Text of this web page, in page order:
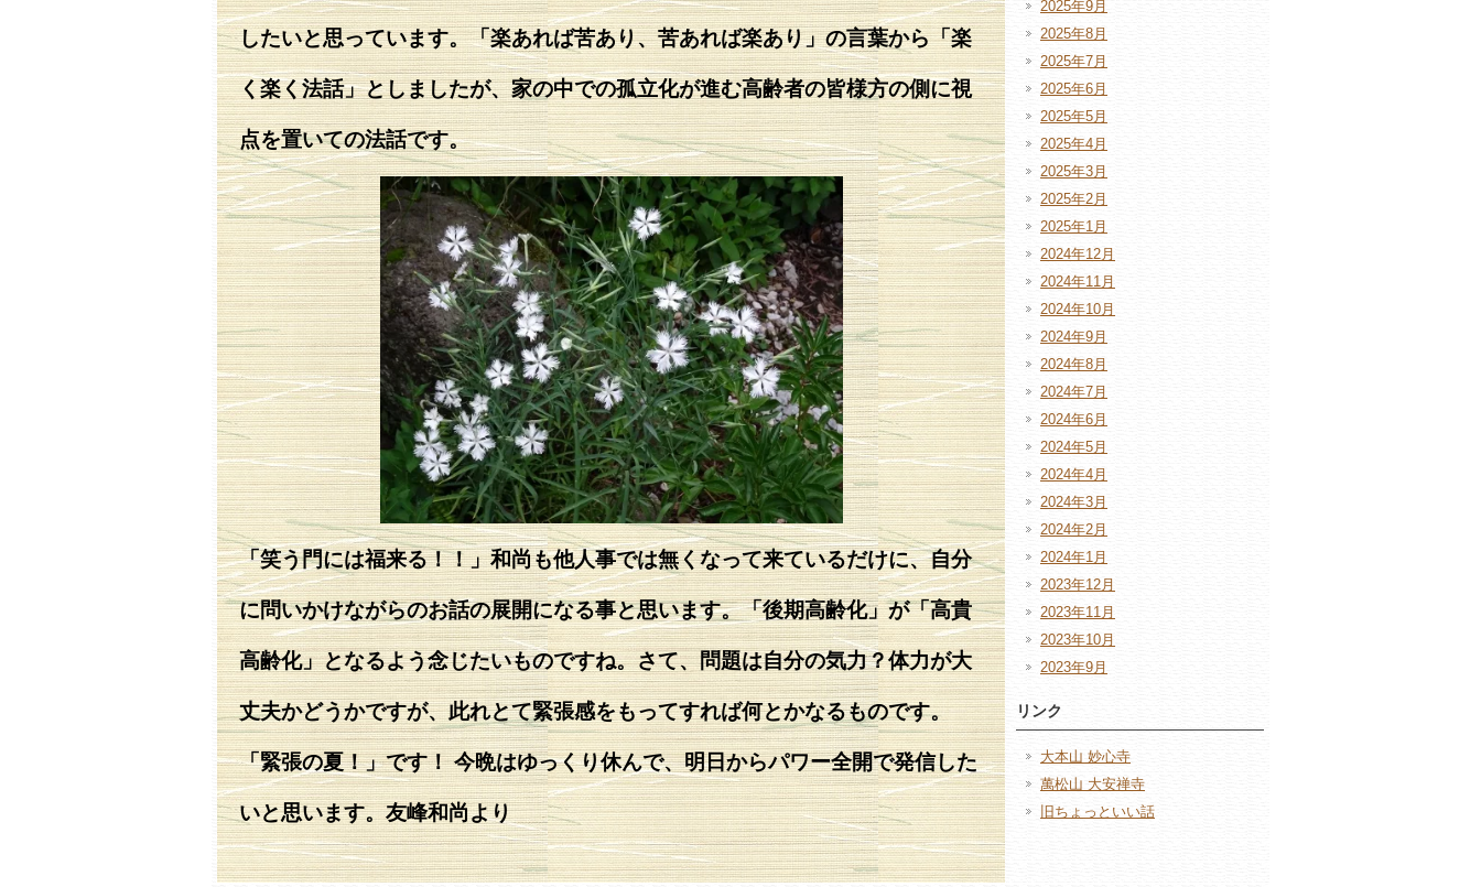
したいと思っています。「楽あれば苦あり、苦あれば楽あり」の言葉から「楽
く楽く法話」としましたが、家の中での孤立化が進む高齢者の皆様方の側に視
点を置いての法話です。
「笑う門には福来る！！」和尚も他人事では無くなって来ているだけに、自分
に問いかけながらのお話の展開になる事と思います。「後期高齢化」が「高貴
高齢化」となるよう念じたいものですね。さて、問題は自分の気力？体力が大
丈夫かどうかですが、此れとて緊張感をもってすれば何とかなるものです。
「緊張の夏！」です！ 今晩はゆっくり休んで、明日からパワー全開で発信した
いと思います。友峰和尚より
2025年9月
2025年8月
2025年7月
2025年6月
2025年5月
2025年4月
2025年3月
2025年2月
2025年1月
2024年12月
2024年11月
2024年10月
2024年9月
2024年8月
2024年7月
2024年6月
2024年5月
2024年4月
2024年3月
2024年2月
2024年1月
2023年12月
2023年11月
2023年10月
2023年9月
リンク
大本山 妙心寺
萬松山 大安禅寺
旧ちょっといい話